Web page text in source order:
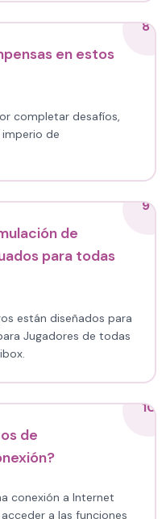
8
en estos
completar desafíos,
de
9
de
para todas
están diseñados para
Jugadores de todas
10
de
conexión a Internet
a las funciones